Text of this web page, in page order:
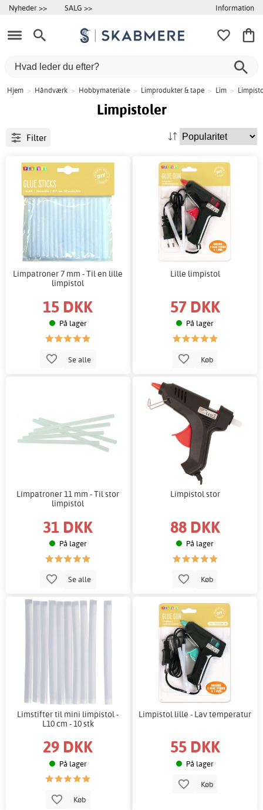
Nyheder >> SALG >> Information
Hjem > Håndværk > Hobbymateriale > Limprodukter & tape > Lim >
Limpistoler
Filter
Limpatroner 7 mm - Til en lille
limpistol
15 DKK
På lager
Se alle
Lille limpistol
57 DKK
På lager
Køb
Limpatroner 11 mm - Til stor
limpistol
31 DKK
På lager
Se alle
Limpistol stor
88 DKK
På lager
Køb
Limstifter til mini limpistol -
L10 cm - 10 stk
29 DKK
På lager
Køb
Limpistol lille - Lav temperatur
55 DKK
På lager
Køb